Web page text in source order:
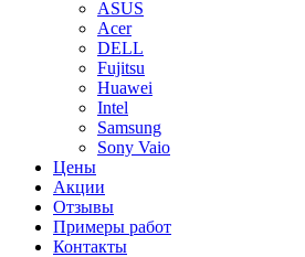
ASUS
Acer
DELL
Fujitsu
Huawei
Intel
Samsung
Sony Vaio
Цены
Акции
Отзывы
Примеры работ
Контакты